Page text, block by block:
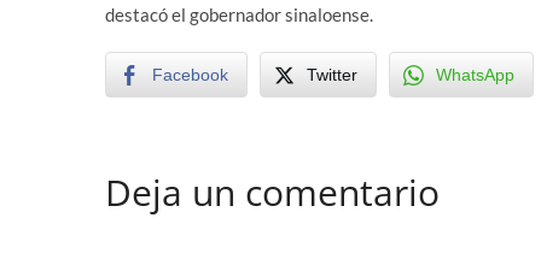
destacó el gobernador sinaloense.
Facebook Twitter WhatsApp
Deja un comentario